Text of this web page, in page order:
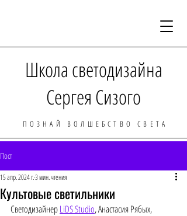
ПОЗНАЙ ВОЛШЕБСТВО СВЕТА
Школа светодизайна
Сергея Сизого
Пост
Культовые светильники
15 апр. 2024 г.3 мин. чтения
Светодизайнер LiDS Studio, Анастасия Рябых,